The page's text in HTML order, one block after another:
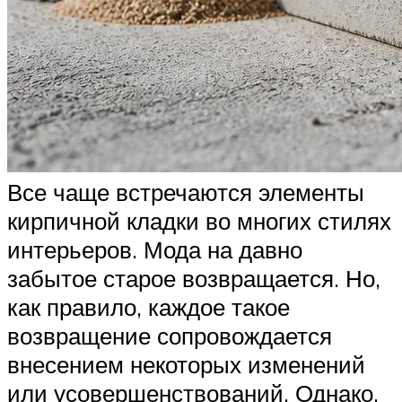
Все чаще встречаются элементы
кирпичной кладки во многих стилях
интерьеров. Мода на давно
забытое старое возвращается. Но,
как правило, каждое такое
возвращение сопровождается
внесением некоторых изменений
или усовершенствований. Однако,